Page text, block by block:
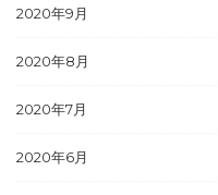
2020年9月
2020年8月
2020年7月
2020年6月